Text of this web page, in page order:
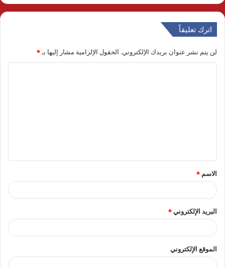
اترك تعليقاً
لن يتم نشر عنوان بريدك الإلكتروني. الحقول الإلزامية مشار إليها بـ*
ق
*
الاسم *
البريد الإلكتروني*
الموقع الإلكتروني